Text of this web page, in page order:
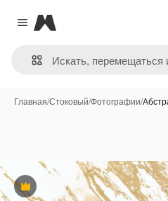
Close menu
Magnific
Главная/Стоковый/Фотографии/
Премиум